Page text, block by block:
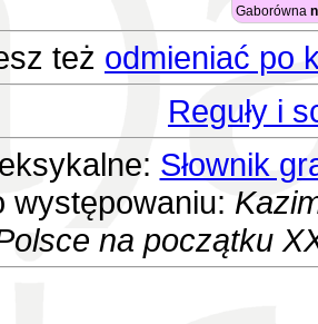
Gaborówna
też odmieniać po
Reguły i
Słownik
występowaniu:
na początku